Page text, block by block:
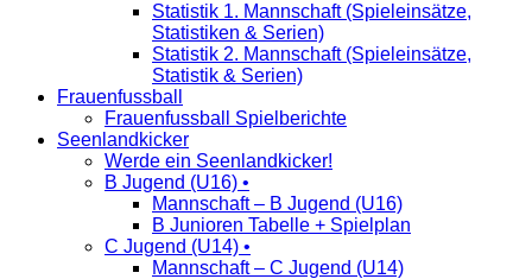
Statistik 1. Mannschaft (Spieleinsätze,
Statistiken & Serien)
Statistik 2. Mannschaft (Spieleinsätze,
Statistik & Serien)
Frauenfussball
Frauenfussball Spielberichte
Seenlandkicker
Werde ein Seenlandkicker!
B Jugend (U16) •
Mannschaft – B Jugend (U16)
B Junioren Tabelle + Spielplan
C Jugend (U14) •
Mannschaft – C Jugend (U14)